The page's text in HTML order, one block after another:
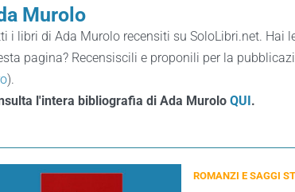
Murolo
i libri di Ada Murolo recensiti su SoloLibri.net. Hai
pagina? Recensiscili e proponili per la
).
l'intera bibliografia di Ada Murolo QUI.
ROMANZI E SAGGI